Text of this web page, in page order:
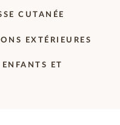
CUTANÉE
EXTÉRIEURES
ET